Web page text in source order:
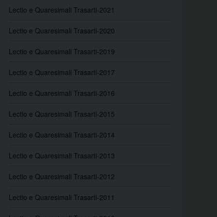
Lectio e Quaresimali Trasarti-2021
Lectio e Quaresimali Trasarti-2020
Lectio e Quaresimali Trasarti-2019
Lectio e Quaresimali Trasarti-2017
Lectio e Quaresimali Trasarti-2016
Lectio e Quaresimali Trasarti-2015
Lectio e Quaresimali Trasarti-2014
Lectio e Quaresimali Trasarti-2013
Lectio e Quaresimali Trasarti-2012
Lectio e Quaresimali Trasarti-2011